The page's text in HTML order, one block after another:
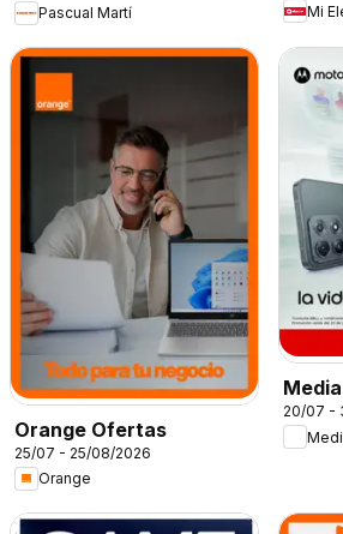
Pascual Martí
Mi
Orange Ofertas
25/07 - 25/08/2026
Orange
20/07 -